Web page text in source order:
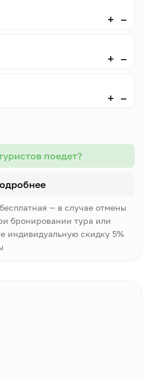
+ –
+ –
+ –
поедет?
— в случае отмены
бронировании тура или
индивидуальную скидку 5%